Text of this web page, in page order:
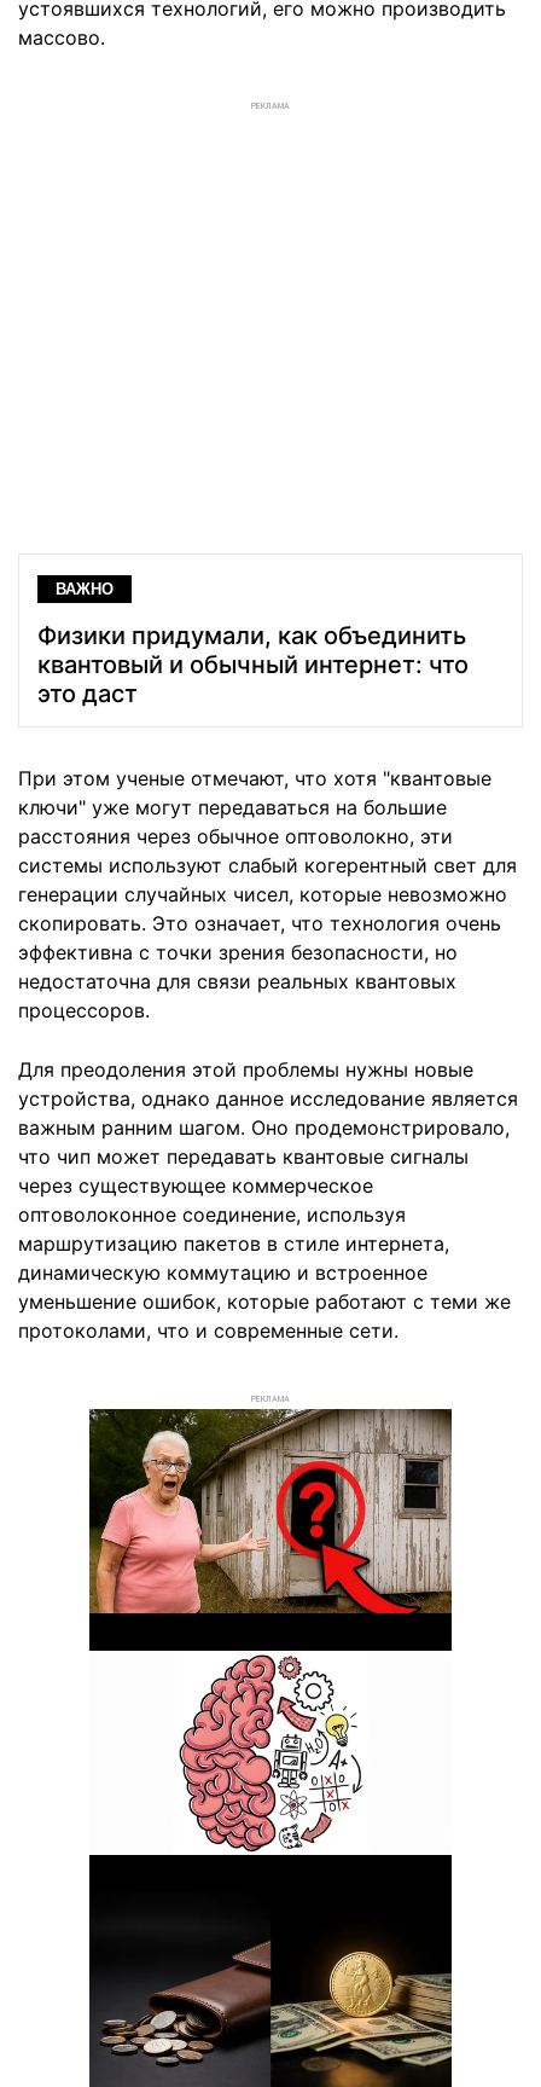
устоявшихся технологий, его можно производить
массово.
РЕКЛАМА
ВАЖНО
Физики придумали, как объединить
квантовый и обычный интернет: что
это даст
При этом ученые отмечают, что хотя "квантовые
ключи" уже могут передаваться на большие
расстояния через обычное оптоволокно, эти
системы используют слабый когерентный свет для
генерации случайных чисел, которые невозможно
скопировать. Это означает, что технология очень
эффективна с точки зрения безопасности, но
недостаточна для связи реальных квантовых
процессоров.
Для преодоления этой проблемы нужны новые
устройства, однако данное исследование является
важным ранним шагом. Оно продемонстрировало,
что чип может передавать квантовые сигналы
через существующее коммерческое
оптоволоконное соединение, используя
маршрутизацию пакетов в стиле интернета,
динамическую коммутацию и встроенное
уменьшение ошибок, которые работают с теми же
протоколами, что и современные сети.
РЕКЛАМА